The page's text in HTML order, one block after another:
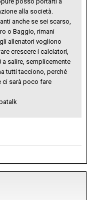
alla società.
anche se sei scarso,
o Baggio, rimani
allenatori vogliono
crescere i calciatori,
salire, semplicemente
tutti tacciono, perché
ci sarà poco fare